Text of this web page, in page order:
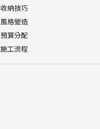
收納技巧
風格營造
預算分配
施工流程